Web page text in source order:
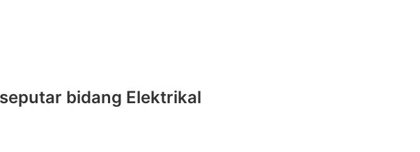
bidang Elektrikal